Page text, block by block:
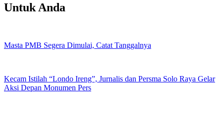
Untuk Anda
Masta PMB Segera Dimulai, Catat Tanggalnya
Kecam Istilah “Londo Ireng”, Jurnalis dan Persma Solo Raya Gelar
Aksi Depan Monumen Pers